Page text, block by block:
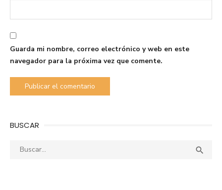
Guarda mi nombre, correo electrónico y web en este
navegador para la próxima vez que comente.
BUSCAR
Buscar: 